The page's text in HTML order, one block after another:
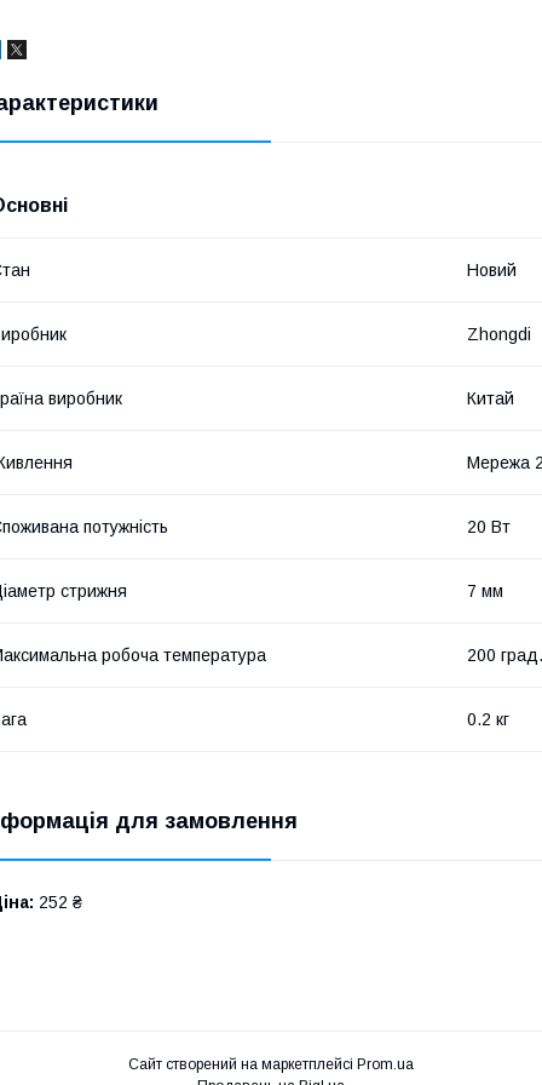
Новий
Zhongdi
виробник Китай
Мережа
потужність 20 Вт
стрижня 7 мм
робоча температура 200 град.
0.2 кг
для замовлення
252 ₴
Сайт створений на маркетплейсі Prom.ua